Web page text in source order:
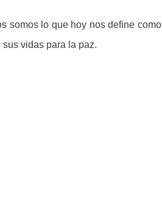
somos lo que hoy nos define como
vidas para la paz.